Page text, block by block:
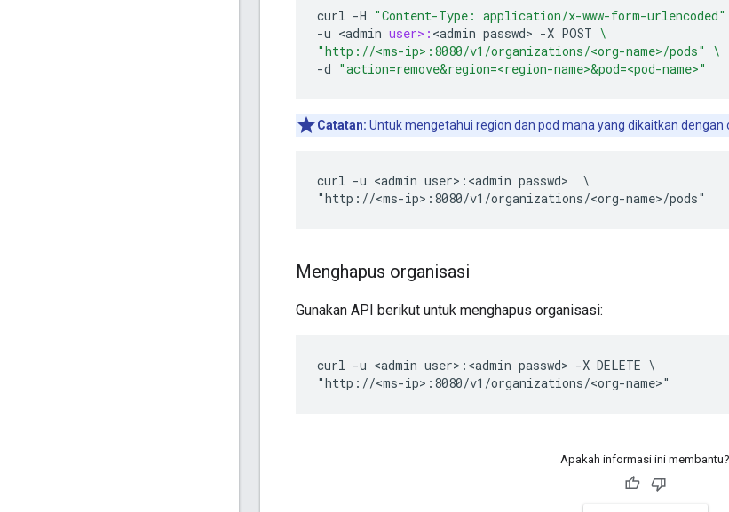
curl -H "Content-Type: application/x-www-form-urlencoded"
-u <admin user>: <admin passwd> -X POST \
"http://<ms-ip>:8080/v1/organizations/<org-name>/pods"
\
-d "action=remove&region=<region-name>&pod=<pod-name>"
Catatan: Untuk mengetahui region dan pod mana yang dikaitkan
curl -u <admin user>:<admin passwd>  \
"http://<ms-ip>:8080/v1/organizations/<org-name>/pods"
Menghapus organisasi
Gunakan API berikut untuk menghapus organisasi:
curl -u <admin user>:<admin passwd> -X DELETE \
"http://<ms-ip>:8080/v1/organizations/<org-name>"
Apakah informasi ini membantu?